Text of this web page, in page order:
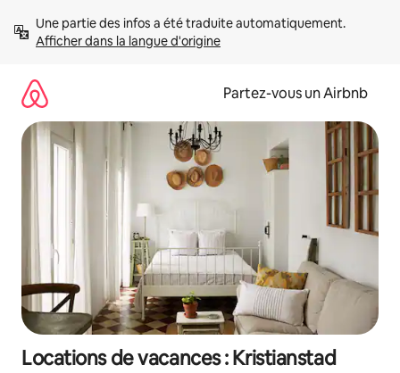
directement
Afficher dans la langue d'origine
Partez-vous un Airbnb
Locations de vacances : Kristianstad